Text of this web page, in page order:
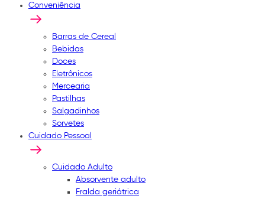
Conveniência
Barras de Cereal
Bebidas
Doces
Eletrônicos
Mercearia
Pastilhas
Salgadinhos
Sorvetes
Cuidado Pessoal
Cuidado Adulto
Absorvente adulto
Fralda geriátrica